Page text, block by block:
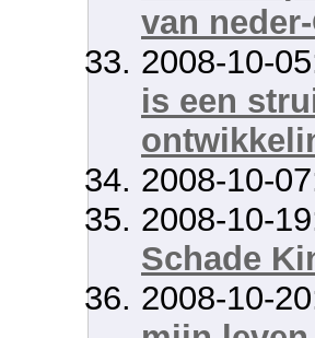
van
2008-10-
is een
2008-10-
2008-10-
Schade
2008-10-